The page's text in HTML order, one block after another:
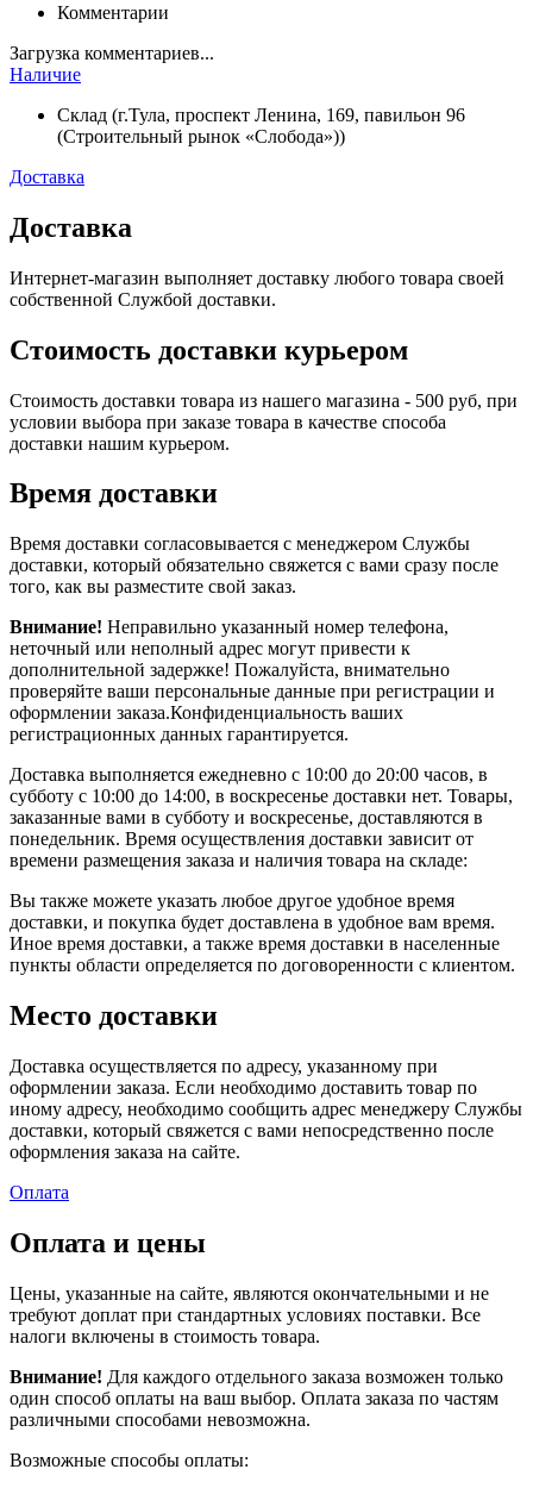
Комментарии
Загрузка комментариев...
Наличие
Склад (г.Тула, проспект Ленина, 169, павильон 96
(Строительный рынок «Слобода»))
Доставка
Доставка
Интернет-магазин выполняет доставку любого товара своей
собственной Службой доставки.
Стоимость доставки курьером
Стоимость доставки товара из нашего магазина - 500 руб, при
условии выбора при заказе товара в качестве способа
доставки нашим курьером.
Время доставки
Время доставки согласовывается с менеджером Службы
доставки, который обязательно свяжется с вами сразу после
того, как вы разместите свой заказ.
Внимание! Неправильно указанный номер телефона,
неточный или неполный адрес могут привести к
дополнительной задержке! Пожалуйста, внимательно
проверяйте ваши персональные данные при регистрации и
оформлении заказа.Конфиденциальность ваших
регистрационных данных гарантируется.
Доставка выполняется ежедневно с 10:00 до 20:00 часов, в
субботу с 10:00 до 14:00, в воскресенье доставки нет. Товары,
заказанные вами в субботу и воскресенье, доставляются в
понедельник. Время осуществления доставки зависит от
времени размещения заказа и наличия товара на складе:
Вы также можете указать любое другое удобное время
доставки, и покупка будет доставлена в удобное вам время.
Иное время доставки, а также время доставки в населенные
пункты области определяется по договоренности с клиентом.
Место доставки
Доставка осуществляется по адресу, указанному при
оформлении заказа. Если необходимо доставить товар по
иному адресу, необходимо сообщить адрес менеджеру Службы
доставки, который свяжется с вами непосредственно после
оформления заказа на сайте.
Оплата
Оплата и цены
Цены, указанные на сайте, являются окончательными и не
требуют доплат при стандартных условиях поставки. Все
налоги включены в стоимость товара.
Внимание! Для каждого отдельного заказа возможен только
один способ оплаты на ваш выбор. Оплата заказа по частям
различными способами невозможна.
Возможные способы оплаты: